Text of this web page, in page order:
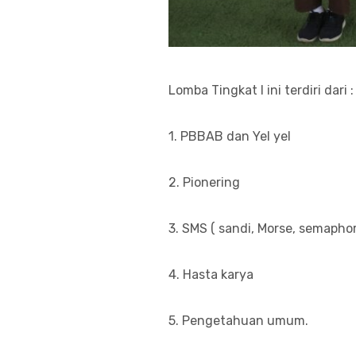
Lomba Tingkat I ini terdiri dari :
1. PBBAB dan Yel yel
2. Pionering
3. SMS ( sandi, Morse,
4. Hasta karya
5. Pengetahuan umum.